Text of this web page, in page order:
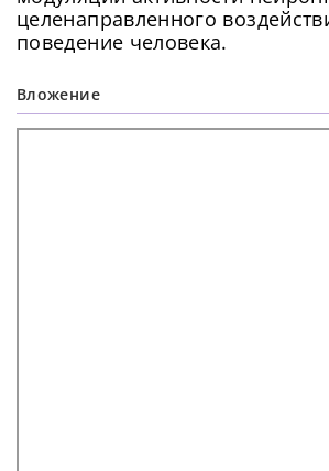
целенаправленного
поведение человека.
Вложение